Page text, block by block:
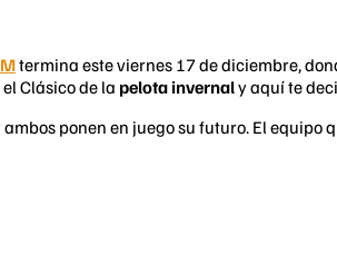
termina este viernes 17 de diciembre,
Clásico de la pelota invernaly aquí te
ambos ponen en juego su futuro. El